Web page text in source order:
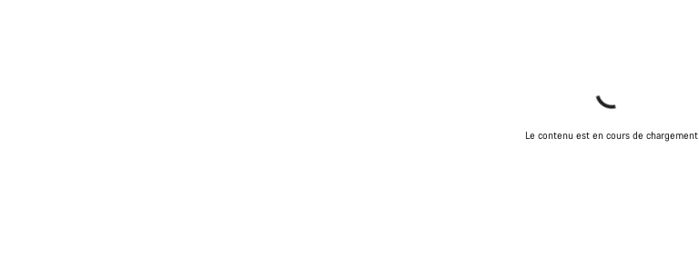
Le contenu est en cours de chargement